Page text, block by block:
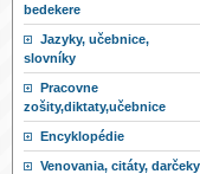
bedekere
Jazyky, učebnice,
slovníky
Pracovne
zošity,diktaty,učebnice
Encyklopédie
Venovania, citáty, darčeky